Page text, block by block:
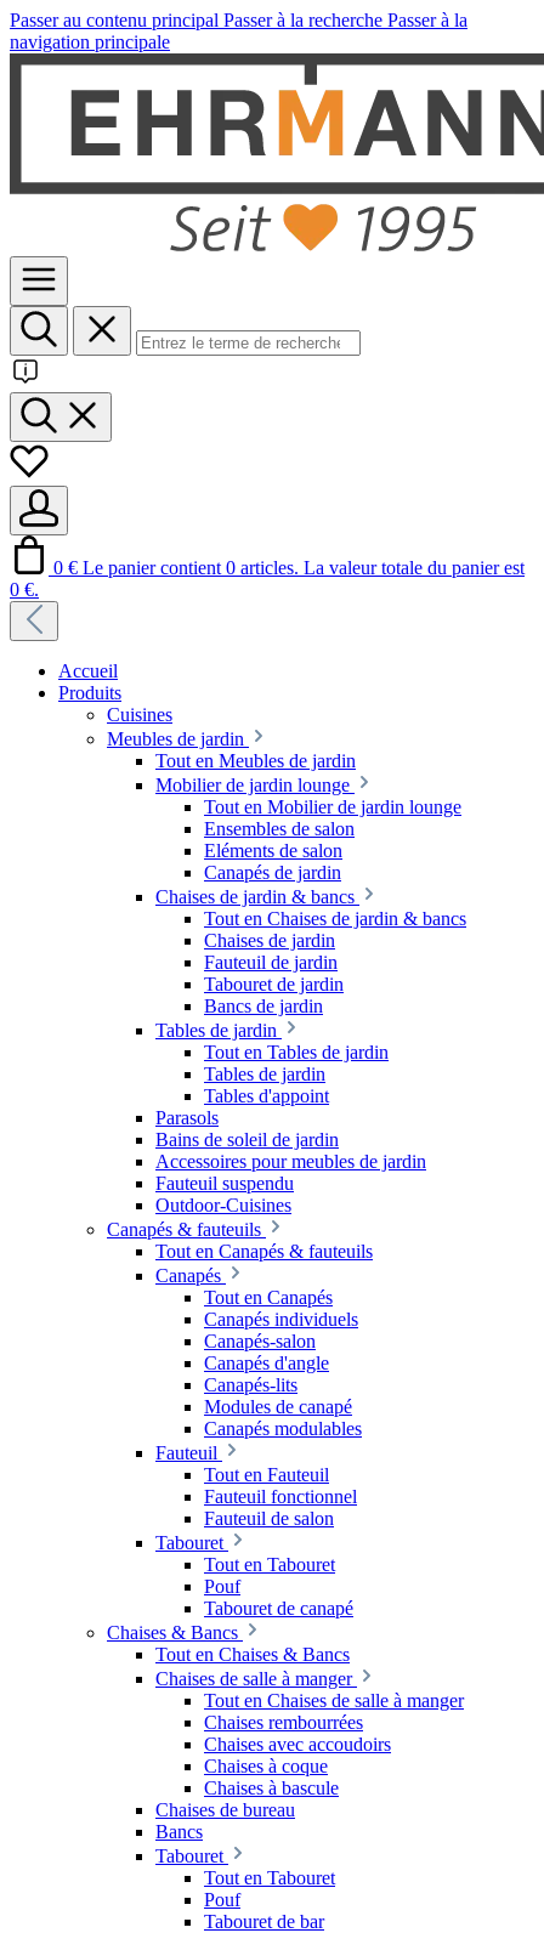
Passer au contenu principal Passer à la recherche Passer à la
navigation principale
0 € Le panier contient 0 articles. La valeur totale du panier est
0 €.
Accueil
Produits
Cuisines
Meubles de jardin
Tout en Meubles de jardin
Mobilier de jardin lounge
Tout en Mobilier de jardin lounge
Ensembles de salon
Eléments de salon
Canapés de jardin
Chaises de jardin & bancs
Tout en Chaises de jardin & bancs
Chaises de jardin
Fauteuil de jardin
Tabouret de jardin
Bancs de jardin
Tables de jardin
Tout en Tables de jardin
Tables de jardin
Tables d'appoint
Parasols
Bains de soleil de jardin
Accessoires pour meubles de jardin
Fauteuil suspendu
Outdoor-Cuisines
Canapés & fauteuils
Tout en Canapés & fauteuils
Canapés
Tout en Canapés
Canapés individuels
Canapés-salon
Canapés d'angle
Canapés-lits
Modules de canapé
Canapés modulables
Fauteuil
Tout en Fauteuil
Fauteuil fonctionnel
Fauteuil de salon
Tabouret
Tout en Tabouret
Pouf
Tabouret de canapé
Chaises & Bancs
Tout en Chaises & Bancs
Chaises de salle à manger
Tout en Chaises de salle à manger
Chaises rembourrées
Chaises avec accoudoirs
Chaises à coque
Chaises à bascule
Chaises de bureau
Bancs
Tabouret
Tout en Tabouret
Pouf
Tabouret de bar